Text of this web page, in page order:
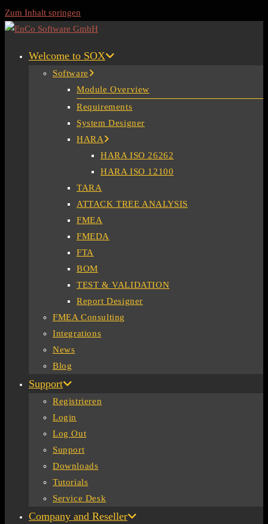
Zum Inhalt springen
Welcome to SOX
Software
Module Overview
Requirements
System Designer
HARA
HARA ISO 26262
HARA ISO 12100
TARA
ATTACK TREE ANALYSIS
FMEA
FMEDA
FTA
BOM
TEST & VALIDATION
Report Designer
FMEA Consulting
Integrations
News
Blog
Support
Registrieren
Login
Log Out
Support
Downloads
Tutorials
Service Desk
Company and Reseller